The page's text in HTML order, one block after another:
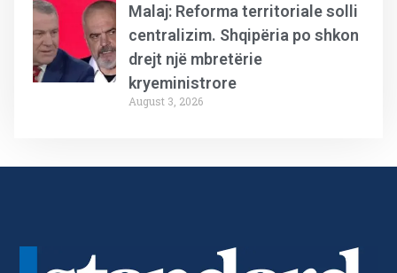
Malaj: Reforma territoriale solli
centralizim. Shqipëria po shkon
drejt një mbretërie
kryeministrore
August 3, 2026